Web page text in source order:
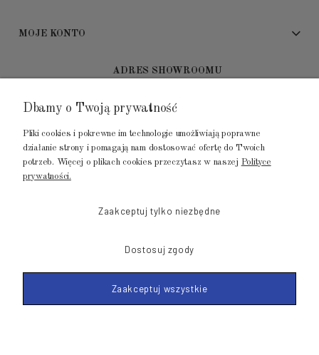
MOJE KONTO
ADRES SHOWROOMU
GALERIA METROPOLIA
ul. Jana Kilińskiego 4
80-452 Gdańsk
© 2011-2026 LuksusowySen.pl
Dbamy o Twoją prywatność
Pliki cookies i pokrewne im technologie umożliwiają poprawne
działanie strony i pomagają nam dostosować ofertę do Twoich
potrzeb. Więcej o plikach cookies przeczytasz w naszej Polityce
prywatności.
Zaakceptuj tylko niezbędne
Dostosuj zgody
Zaakceptuj wszystkie